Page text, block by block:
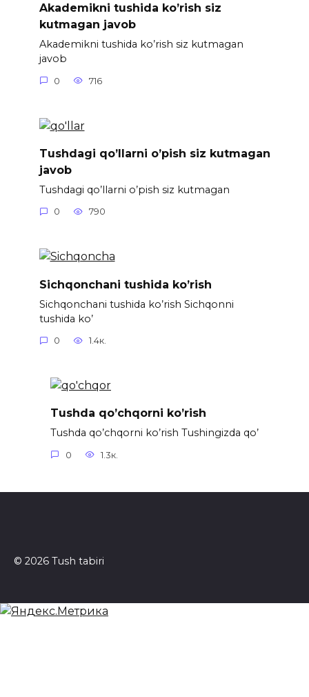
Akademikni tushida ko’rish siz
kutmagan javob
Akademikni tushida ko’rish siz kutmagan
javob
0 716
Tushdagi qo’llarni o’pish siz kutmagan
javob
Tushdagi qo’llarni o’pish siz kutmagan
0 790
Sichqonchani tushida ko’rish
Sichqonchani tushida ko’rish Sichqonni
tushida ko’
0 1.4к.
Tushda qo’chqorni ko’rish
Tushda qo’chqorni ko’rish Tushingizda qo’
0 1.3к.
© 2026 Tush tabiri